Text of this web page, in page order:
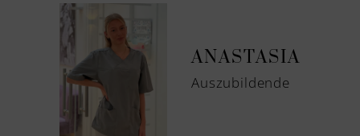
ANASTASIA
Auszubildende